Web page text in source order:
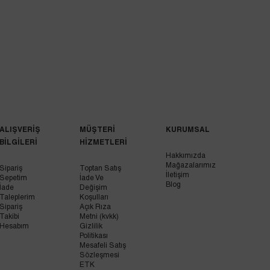
ALIŞVERİŞ
BİLGİLERİ
Sipariş
Sepetim
İade
Taleplerim
Sipariş
Takibi
Hesabım
MÜŞTERİ
HİZMETLERİ
Toptan Satış
İade Ve
Değişim
Koşulları
Açık Rıza
Metni (kvkk)
Gizlilik
Politikası
Mesafeli Satış
Sözleşmesi
ETK
KURUMSAL
Hakkımızda
Mağazalarımız
İletişim
Blog